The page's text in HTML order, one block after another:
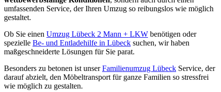
umfassenden Service, der Ihren Umzug so reibungslos wie möglich
gestaltet.
Ob Sie einen Umzug Lübeck 2 Mann + LKW benötigen oder
spezielle Be- und Entladehilfe in Lübeck suchen, wir haben
maßgeschneiderte Lösungen für Sie parat.
Besonders zu betonen ist unserFamilienumzug Lübeck Service, der
darauf abzielt, den Möbeltransport für ganze Familien so stressfrei
wie möglich zu gestalten.